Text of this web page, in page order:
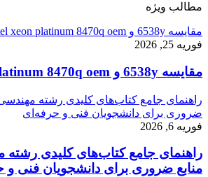
مطالب ویژه
مقایسه 6538y و intel xeon platinum 8470q oem
فوریه 25, 2026
مقایسه 6538y و intel xeon platinum 8470q oem
راهنمای جامع کتاب‌های کلیدی رشته مهندسی
ضروری برای دانشجویان فنی و حرفه‌ای
فوریه 6, 2026
راهنمای جامع کتاب‌های کلیدی رشته
منابع ضروری برای دانشجویان فنی و